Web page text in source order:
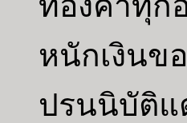
หนักเงินข
ปรนนิบัติแ